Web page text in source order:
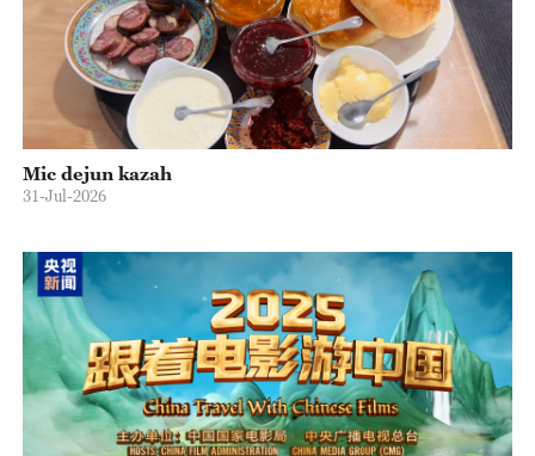
Mic dejun kazah
31-Jul-2026